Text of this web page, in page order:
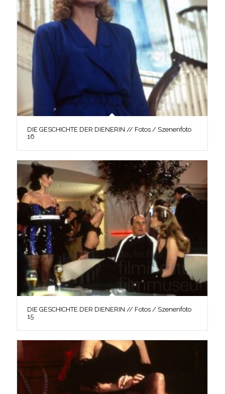
DIE GESCHICHTE DER DIENERIN // Fotos / Szenenfoto
16
DIE GESCHICHTE DER DIENERIN // Fotos / Szenenfoto
15